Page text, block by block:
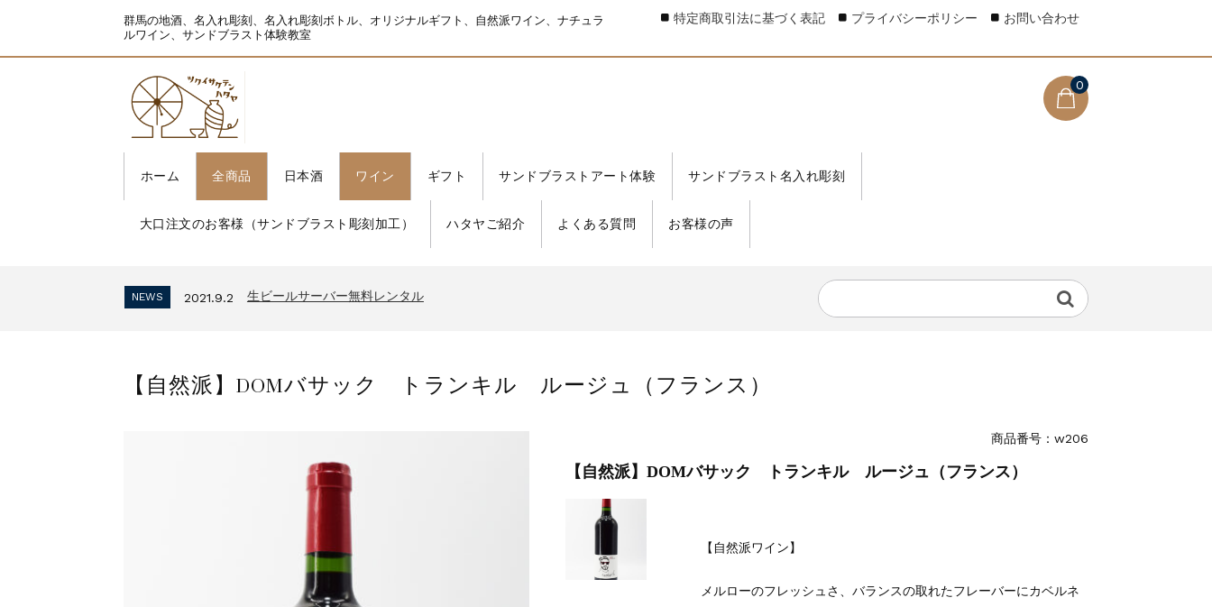
群馬の地酒、名入れ彫刻、名入れ彫刻ボトル、オリジナルギフト、自然派ワイン、ナチュラ
ルワイン、サンドブラスト体験教室
0
ホーム 全商品 日本酒 ワイン ギフト サンドブラストアート体験 サンドブラスト名入れ彫刻
大口注文のお客様（サンドブラスト彫刻加工） ハタヤご紹介 よくある質問 お客様の声
特定商取引法に基づく表記 プライバシーポリシー お問い合わせ
NEWS 2021.9.2 生ビールサーバー無料レンタル
【自然派】DOMバサック トランキル ルージュ（フランス）
商品番号：w206
【自然派】DOMバサック トランキル ルージュ（フランス）
【自然派ワイン】
メルローのフレッシュさ、バランスの取れたフレーバーにカベルネ